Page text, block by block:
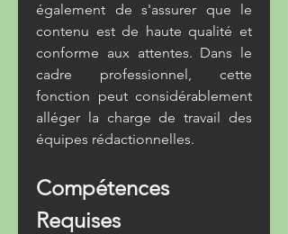
également de s'assurer que le
contenu est de haute qualité et
conforme aux attentes. Dans le
cadre professionnel, cette
fonction peut considérablement
alléger la charge de travail des
équipes rédactionnelles.
Compétences
Requises